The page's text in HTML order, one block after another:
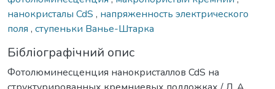
нанокристалы CdS , напряженность электрического
поля , ступеньки Ванье-Штарка
Бібліографічний опис
Фотолюминесценция нанокристаллов CdS на